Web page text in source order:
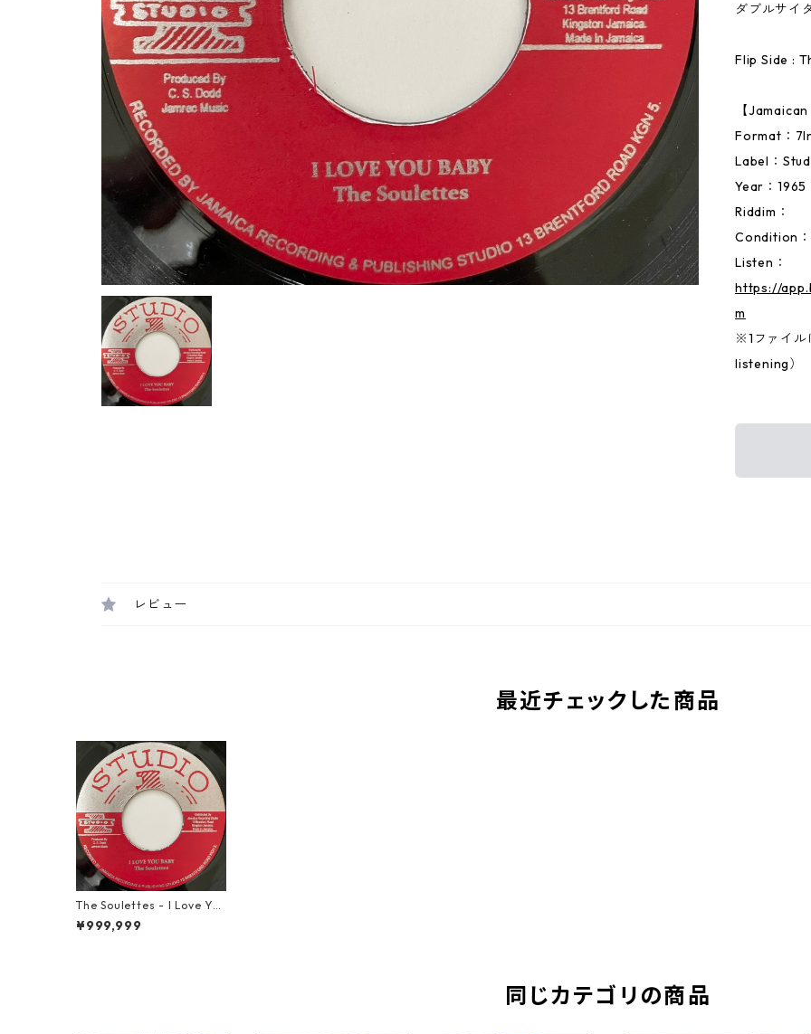
ダブルサイ
Flip Side :
【
Format：
Label：
Year：1965
Riddim：
Condition：
Listen：
https://
m
※1ファイ
listening）
レビュー
最近チェックした商品
The Soulettes - I Love You
Baby【7-20831】
¥999,999
同じカテゴリの商品